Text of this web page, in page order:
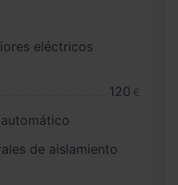
eléctricos
120 €
de aislamiento